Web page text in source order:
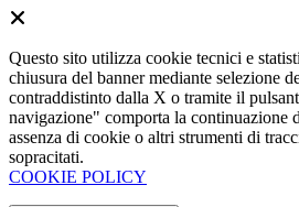
Questo sito utilizza cookie tecnici e
chiusura del banner mediante selezione
contraddistinto dalla X o tramite il
navigazione" comporta la continuazione
assenza di cookie o altri strumenti di
sopracitati.
COOKIE POLICY